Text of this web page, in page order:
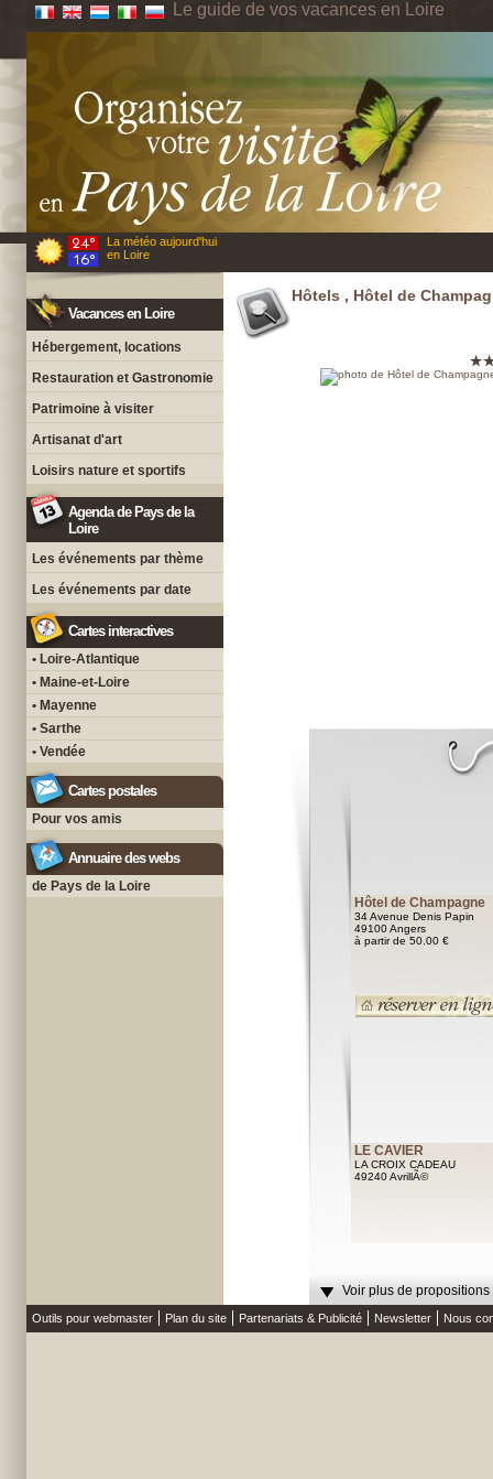
Le guide de vos vacances en Loire
La météo aujourd'hui
en Loire
Vacances en Loire
Hébergement, locations
Restauration et Gastronomie
Patrimoine à visiter
Artisanat d'art
Loisirs nature et sportifs
Agenda de Pays de la
Loire
Les événements par thème
Les événements par date
Cartes interactives
• Loire-Atlantique
• Maine-et-Loire
• Mayenne
• Sarthe
• Vendée
Cartes postales
Pour vos amis
Annuaire des webs
de Pays de la Loire
Hôtels , Hôtel de
Hôtel de Champagne
34 Avenue Denis Papin
49100 Angers
à partir de 50.00 €
LE CAVIER
LA CROIX CADEAU
49240 AvrillÃ©
Voir plus de
Outils pour webmaster Plan du site Partenariats & Publicité Newsletter Nous